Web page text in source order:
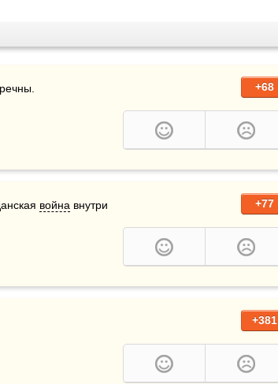
+68
+77
война внутри
+381